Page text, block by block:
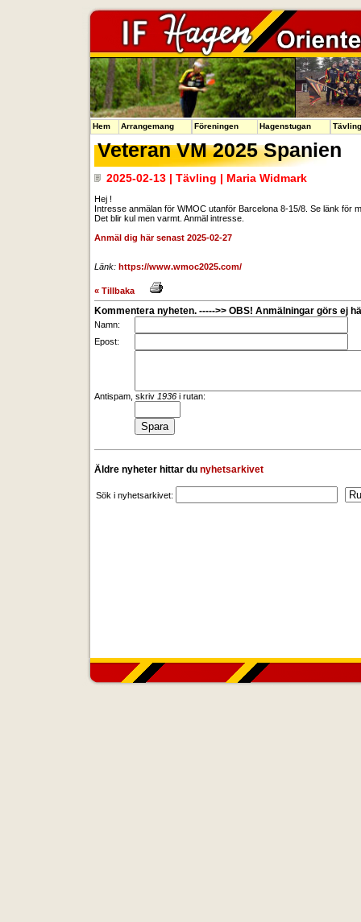
Veteran VM 2025 Spanien
2025-02-13 | Tävling | Maria Widmark
Hej !
Intresse anmälan för WMOC utanför Barcelona 8-15/8. Se länk för
Det blir kul men varmt. Anmäl intresse.
Anmäl dig här senast 2025-02-27
Länk: https://www.wmoc2025.com/
« Tillbaka
Kommentera nyheten. ----->> OBS! Anmälningar görs ej
Namn:
Epost:
Antispam, skriv 1936 i rutan:
Äldre nyheter hittar du nyhetsarkivet
Sök i nyhetsarkivet:
Hem Arrangemang Föreningen Hagenstugan Tävling